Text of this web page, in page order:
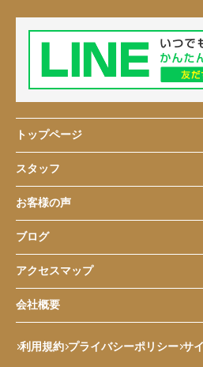
トップページ
スタッフ
お客様の声
ブログ
アクセスマップ
会社概要
利用規約 プライバシーポリシー サ